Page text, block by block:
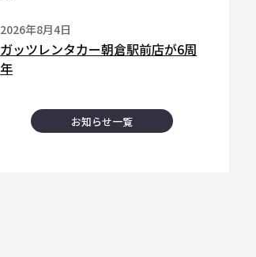
2026年8月4日
ガッツレンタカー朝倉駅前店が6周
年
お知らせ一覧